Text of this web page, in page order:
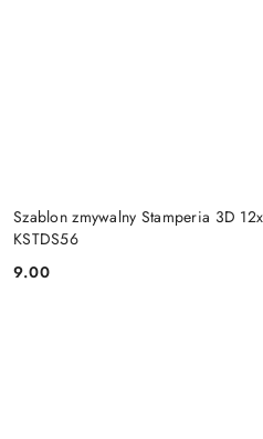
Szablon zmywalny Stamperia 3D
KSTDS56
Cena:
9.00